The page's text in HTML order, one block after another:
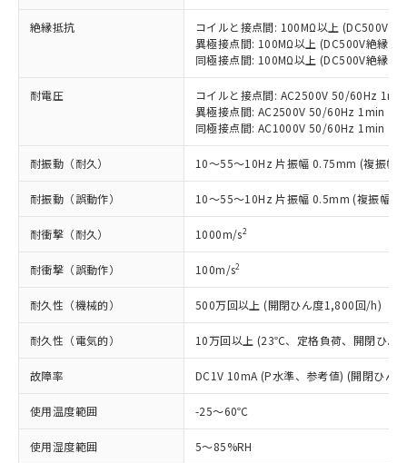
絶縁抵抗
コイルと接点間: 100MΩ以上 (DC500V絶
異極接点間: 100MΩ以上 (DC500V絶縁抵
同極接点間: 100MΩ以上 (DC500V絶縁抵
耐電圧
コイルと接点間: AC2500V 50/60Hz 1min
異極接点間: AC2500V 50/60Hz 1min
同極接点間: AC1000V 50/60Hz 1min
耐振動（耐久） 10～55～10Hz 片振幅 0.75mm (複振幅
耐振動（誤動作） 10～55～10Hz 片振幅 0.5mm (複振幅
耐衝撃（耐久） 1000m/s2
耐衝撃（誤動作） 100m/s2
耐久性（機械的） 500万回以上 (開閉ひん度1,800回/h)
耐久性（電気的） 10万回以上 (23℃、定格負荷、開閉ひん
故障率 DC1V 10mA (P水準、参考値) (開閉ひん
使用温度範囲 -25～60℃
使用湿度範囲 5～85%RH
本サービスの対象外となる商品もある
ことをご了承ください。
在庫状況および標準価格照会結果は、
記載している更新日時点での社内デー
タに基づき作成されるものであり、閲
覧された時点での実際の在庫および標
準価格とは異なる場合があることをご
正式な納期状況および標準価格はお客
様のお取引先、またはお客様担当のオ
ムロン制御機器販売店・当社販売員に
ご相談ください。
オムロン制御機器販売店や当社販売拠
点は「
販売ネットワーク
在庫状況および標準価格結果を当社の
事前の承諾なく第三者に漏洩または開
示しないようお願いします。
マイパーツ機能（部品リスト作成サー
ビス）をご利用いただくには、I-Web
お客様が当ウェブサイト上で当社にご
仕入先様の事情により、非含有部品として
いたものが、含有品と判明した場合などや
むを得ず変更することがあります。
鉛(Pb) 1000ppm以下、 水銀(Hg) 1000ppm以下、 カド
ミウム(Cd) 100ppm以下、
六価クロム(Cr(Ⅵ)) 1000ppm以下、ポリ臭化ビフェニル
ル) (DEHP)(別名：DOP) 1000ppm以下、フタル酸ブチ
ルベンジル（BBP） 1000ppm以下、フタル酸ジブチル
（DBP） 1000ppm以下、フタル酸ジイソブチル
(DIBP) 1000ppm以下
適用除外項目は除く。
フタル酸エステル類の４物質については閾値を超える意
図的な使用がないことを確認しています。
※2 対応予定月
部品在庫の切り替え状況などにより、予定
月が前後することがあります。
※3 非含有証明書ダウンロード
「×」：最大均質材料含有率が中国RoHSの
基準値を超えていることを示します。
「－」：未確認です。当社販売部門へお問
*中国RoHS10物質の基準値 (GB/T26572)：
Pb(鉛) :1000ppm、 Hg(水銀) : 1000ppm、 Cd(カドミウ
Cr(Ⅵ)(六価クロム) : 1000ppm、 PBBs(ポリ臭化ビフェ
ニル類) : 1000ppm、 PBDEs(ポリ臭化ジフェニルエーテ
ル類) : 1000ppm、
DBP(フタル酸ジブチル) : 1000ppm、 DIBP(フタル酸ジ
イソブチル) : 1000ppm、 BBP(フタル酸ブチルベンジ
DEHP(フタル酸ビス(2-エチルヘキシル)) : 1000ppm
※2 環境保護使用期限
「ｅ」：有害物質（10物質）のすべてが基
準値以下であることを示します。
「10」：通常の使用状況下において有害物
質が外部に漏えいし、環境に深刻な影響を
及ぼさない年数を意味します。
「－」：未確認です。当社販売部門へお問
い合わせください。
当社は、これら貴社製品のうち、外国
為替および外国貿易法に定める商品
（以下｢規制貨物等」という）を輸出
または国外への提供する場合は、日本
国政府の輸出許可(または役務取引許
可)を取得するなどの必要な手続きを
当社は規制貨物を破棄する場合は、完
全に破砕するなど、違法に輸出されな
いよう必要な手段を講じます。
当社は貴社製品を、核兵器、ミサイ
ル、化学兵器、生物兵器またはその他
武器並びにこれらの製造装置等に一切
使用いたしません。
当社は、貴社製品を第三者に販売する
場合は、上記1、2および3の内容を当
該第三者に通知します。また当社は、
販売先および販売に係わる関係者が違
法に輸出するおそれがある場合は、取
り引きをいたしません。
○ 一定数以上の在庫あり
△ 一定数には満たないが在庫あり
－
在庫なし(最新の在庫状況につ
いては、お客様のお取引先、ま
たはお客様担当のオムロン制御
機器販売店・当社販売員にご確
認ください)
情報を公開していない機種